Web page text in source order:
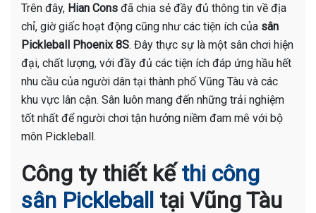
Trên đây, Hian Cons đã chia sẻ đầy đủ thông tin về địa
chỉ, giờ giấc hoạt động cũng như các tiện ích của sân
Pickleball Phoenix 8S. Đây thực sự là một sân chơi hiện
đại, chất lượng, với đầy đủ các tiện ích đáp ứng hầu hết
nhu cầu của người dân tại thành phố Vũng Tàu và các
khu vực lân cận. Sân luôn mang đến những trải nghiệm
tốt nhất để người chơi tận hưởng niềm đam mê với bộ
môn Pickleball.
Công ty thiết kếthi công
sân Pickleball tại Vũng Tàu